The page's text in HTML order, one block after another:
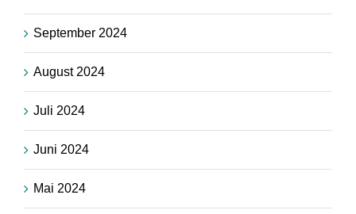
September 2024
August 2024
Juli 2024
Juni 2024
Mai 2024